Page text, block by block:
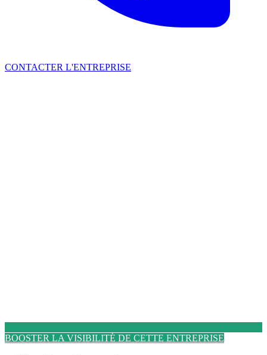
CONTACTER L'ENTREPRISE
BOOSTER LA VISIBILITÉ DE CETTE ENTREPRISE